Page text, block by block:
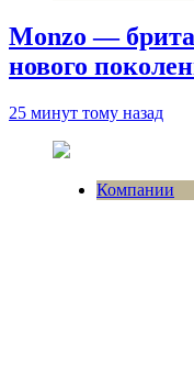
Monzo —
нового
25 минут тому назад
Компании